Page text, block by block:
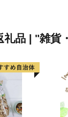
礼品 | "雑貨